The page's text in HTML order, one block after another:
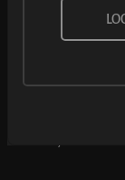
SUSAN